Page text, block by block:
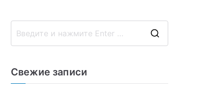
Свежие записи